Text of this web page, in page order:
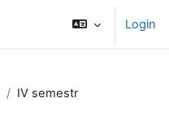
Login
IV semestr